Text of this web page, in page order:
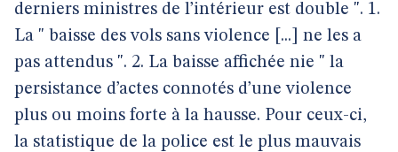
derniers ministres de l’intérieur est double ". 1.
La " baisse des vols sans violence [...] ne les a
pas attendus ". 2. La baisse affichée nie " la
persistance d’actes connotés d’une violence
plus ou moins forte à la hausse. Pour ceux-ci,
la statistique de la police est le plus mauvais